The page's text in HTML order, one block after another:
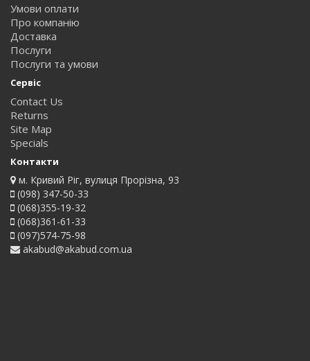
Умови оплати
Про компанію
Доставка
Послуги
Послуги та умови
Сервіс
Contact Us
Returns
Site Map
Specials
Контакти
м. Кривий Ріг, вулиця Прорізна, 93
(098) 347-50-33
(068)355-19-32
(068)361-61-33
(097)574-75-98
akabud@akabud.com.ua